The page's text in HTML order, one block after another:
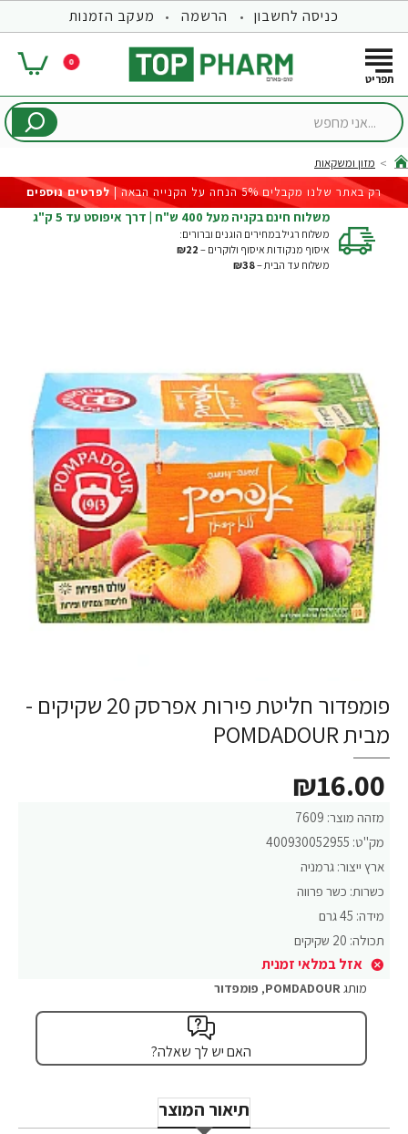
כניסה לחשבון הרשמה מעקב הזמנות
0
...אני
home
מזון ומשקאות
רק באתר שלנו מקבלים 5% הנחה על הקנייה הבאה |
לפרטים נוספים
משלוח חינם בקניה מעל 400 ש"ח | דרך איפוסט עד 5 ק"ג
משלוח רגיל במחירים הוגנים וברורים:
איסוף מנקודות איסוף ולוקרים – ₪22
משלוח עד הבית –₪38
פומפדור חליטת פירות אפרסק 20 שקיקים -
מבית POMDADOUR
מזהה מוצר: 7609
מק"ט: 400930052955
ארץ ייצור: גרמניה
כשרות: כשר פרווה
מידה: 45 גרם
תכולה: 20 שקיקים
אזל במלאי זמנית
₪16.00
מותג POMDADOUR
, פומפדור
האם יש לך שאלה?
תיאור המוצר